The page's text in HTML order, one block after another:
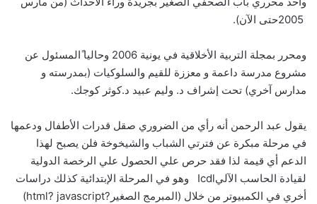
ومحرر بمجلة التربية الأخلاقية في يونية‮ ‬2006‮ ‬وحاليا‮ ‬ًالمسئول عن
مشروع مدرسة داعمة و معززة للقيم والسلوكيات‮ (‬بمدرسته و
مدارس آخري‮) ‬تحت إشراف د‮. ‬وليم عبيد د.كوثر كوجك‮.‬
يقول عبد الرحمن أنه رأي من الضروري صقل قدرات الأطفال ودعمها
في مرحلة مبكرة عن فترتي الشباب والشيخوخة فلن يصبح لهذا
الدعم أي قيمة لذا فقد حرص علي الحصول علي الرخصة الدولية
لقيادة الحاسب الآلي‮ ‬Icdl ‮ ‬وهو في المرحلة الإبتدائية كذلك دراسات
أخري في الكمبيوتر من خلال‮ (‬المبرمج الصغير‮) ‬html? javascript?